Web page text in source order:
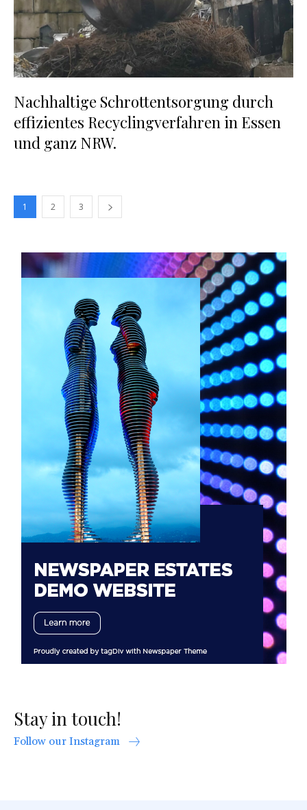
Nachhaltige Schrottentsorgung durch
effizientes Recyclingverfahren in Essen
und ganz NRW.
1 2 3
Stay in touch!
Follow our Instagram